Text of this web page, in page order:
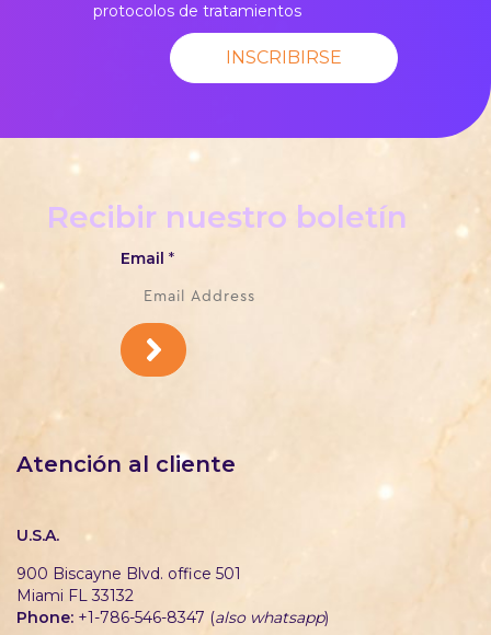
protocolos de tratamientos
INSCRIBIRSE
Recibir nuestro boletín
Email *
Atención al cliente
U.S.A.
900 Biscayne Blvd. office 501
Miami FL 33132
Phone: +1-786-546-8347 (also whatsapp)